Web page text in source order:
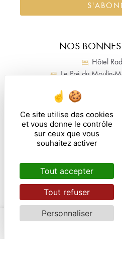
NOS BONNES
Hôtel
Le Pré du Moulin-
La
Notre hôtel n'est pas accessible aux
Hôtel totalement
Ce site utilise des cookies
et vous donne le contrôle
sur ceux que vous
souhaitez activer
Tout accepter
Tout refuser
Personnaliser